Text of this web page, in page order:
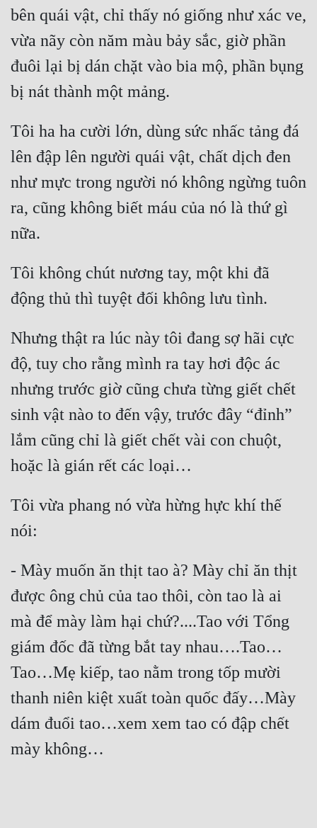
bên quái vật, chỉ thấy nó giống như xác ve,
vừa nãy còn năm màu bảy sắc, giờ phần
đuôi lại bị dán chặt vào bia mộ, phần bụng
Tôi ha ha cười lớn, dùng sức nhấc tảng đá
lên đập lên người quái vật, chất dịch đen
như mực trong người nó không ngừng tuôn
ra, cũng không biết máu của nó là thứ gì
Tôi không chút nương tay, một khi đã
Nhưng thật ra lúc này tôi đang sợ hãi cực
độ, tuy cho rằng mình ra tay hơi độc ác
nhưng trước giờ cũng chưa từng giết chết
sinh vật nào to đến vậy, trước đây “đỉnh”
lắm cũng chỉ là giết chết vài con chuột,
Tôi vừa phang nó vừa hừng hực khí thế
- Mày muốn ăn thịt tao à? Mày chỉ ăn thịt
được ông chủ của tao thôi, còn tao là ai
mà để mày làm hại chứ?....Tao với Tổng
giám đốc đã từng bắt tay nhau….Tao…
Tao…Mẹ kiếp, tao nằm trong tốp mười
thanh niên kiệt xuất toàn quốc đấy…Mày
dám đuổi tao…xem xem tao có đập chết